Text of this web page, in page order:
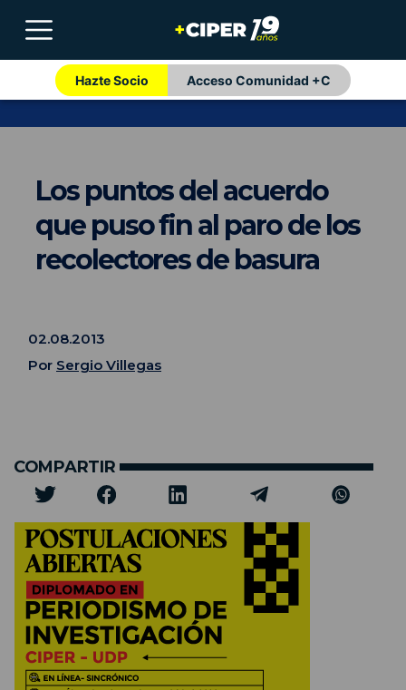
Hazte Socio Acceso Comunidad +C
Los puntos del acuerdo
que puso fin al paro de los
recolectores de basura
02.08.2013
Por Sergio Villegas
COMPARTIR